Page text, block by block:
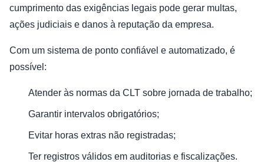
cumprimento das exigências legais pode gerar multas,
ações judiciais e danos à reputação da empresa.
Com um sistema de ponto confiável e automatizado, é
possível:
Atender às normas da CLT sobre jornada de trabalho;
Garantir intervalos obrigatórios;
Evitar horas extras não registradas;
Ter registros válidos em auditorias e fiscalizações.